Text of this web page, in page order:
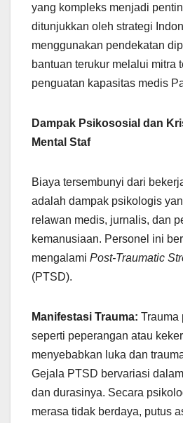
yang kompleks menjadi
ditunjukkan oleh strategi
menggunakan pendekatan
bantuan terukur melalui mitra
penguatan kapasitas medis
Dampak Psikososial dan
Mental Staf
Biaya tersembunyi dari
adalah dampak psikologis
relawan medis, jurnalis, dan
kemanusiaan. Personel ini
mengalami Post-Traumatic
(PTSD).
Manifestasi Trauma: Trauma
seperti peperangan atau
menyebabkan luka dan
Gejala PTSD bervariasi
dan durasinya. Secara
merasa tidak berdaya, putus